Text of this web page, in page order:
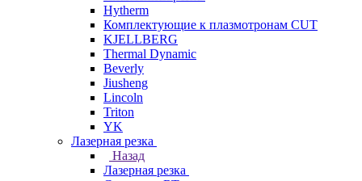
Hytherm
Комплектующие к плазмотронам CUT
KJELLBERG
Thermal Dynamic
Beverly
Jiusheng
Lincoln
Triton
YK
Лазерная резка
Назад
Лазерная резка